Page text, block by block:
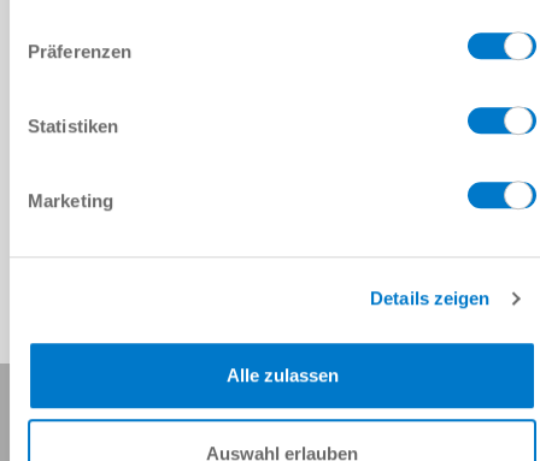
Präferenzen
Statistiken
Marketing
Details zeigen
Alle zulassen
Auswahl erlauben
ISO 9001:2015 Zimmer Group GmbH EN
ISO 50001:2018 Zimmer GmbH EN
ISO 14001:2015 Zimmer GmbH Daempfungssysteme EN